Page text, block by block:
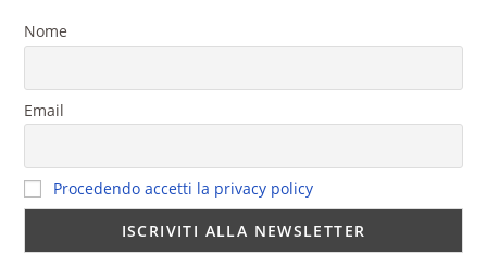
Nome
Email
Procedendo accetti la privacy policy